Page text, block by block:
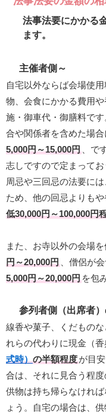
法事法要にかかる
ます。
主催者側～
自宅以外ならば会場使
物、会食にかかる費用
施・御車代・御膳料で
合や関係者を含めた場
5,000円～15,000円、で
志しですので定まって
周忌や三回忌の法要に
ため、他の回忌よりも
低30,000円～100,000円
また、お寺以外の会場
円～20,000円、僧侶が
5,000円～20,000円を包
参列者側（出席者
線香や菓子、くだもの
れらの代わりに現金（
式時）の半額程度が目
合は、それに見合う程度
供物は持ち帰らなけれ
ょう。自宅の場合は、